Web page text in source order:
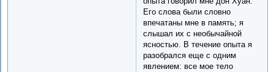
Его слова были словно
впечатаны мне в память; я
слышал их с необычайной
ясностью. В течение опыта я
разобрался еще с одним
явлением: все мое тело